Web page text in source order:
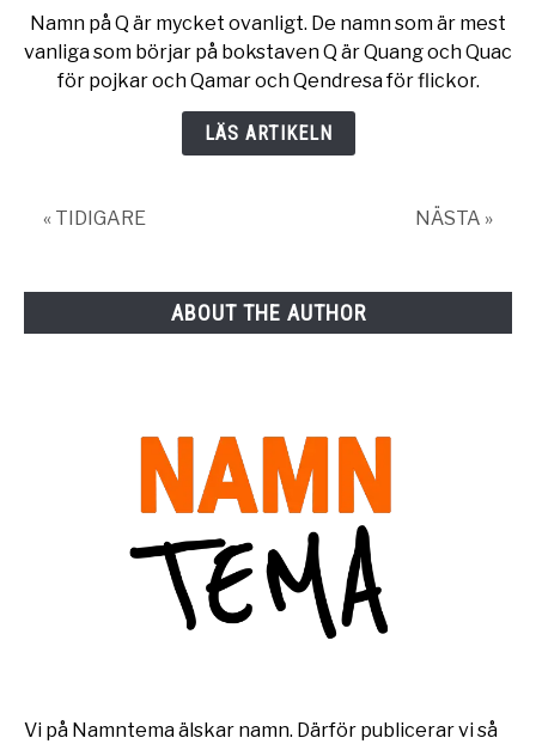
Namn
på
Q
–
78
Namn på Q är mycket ovanligt. De namn som är mest
vanliga som börjar på bokstaven Q är Quang och Quac
för pojkar och Qamar och Qendresa för flickor.
LÄS ARTIKELN
« TIDIGARE NÄSTA »
ABOUT THE AUTHOR
Vi på Namntema älskar namn. Därför publicerar vi så